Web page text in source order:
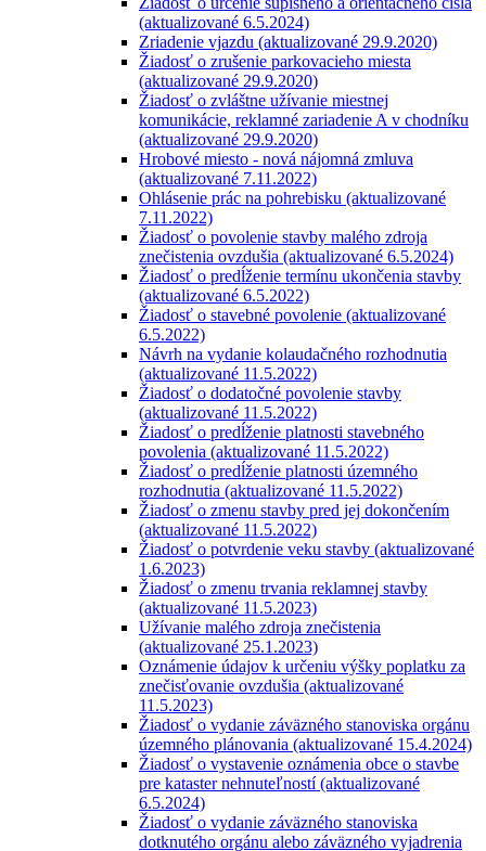
(aktualizované 6.5.2024)
Zriadenie vjazdu (aktualizované 29.9.2020)
Žiadosť o zrušenie parkovacieho miesta
(aktualizované 29.9.2020)
Žiadosť o zvláštne užívanie miestnej
komunikácie, reklamné zariadenie A v chodníku
(aktualizované 29.9.2020)
Hrobové miesto - nová nájomná zmluva
(aktualizované 7.11.2022)
Ohlásenie prác na pohrebisku (aktualizované
7.11.2022)
Žiadosť o povolenie stavby malého zdroja
znečistenia ovzdušia (aktualizované 6.5.2024)
Žiadosť o predĺženie termínu ukončenia stavby
(aktualizované 6.5.2022)
Žiadosť o stavebné povolenie (aktualizované
6.5.2022)
Návrh na vydanie kolaudačného rozhodnutia
(aktualizované 11.5.2022)
Žiadosť o dodatočné povolenie stavby
(aktualizované 11.5.2022)
Žiadosť o predĺženie platnosti stavebného
povolenia (aktualizované 11.5.2022)
Žiadosť o predĺženie platnosti územného
rozhodnutia (aktualizované 11.5.2022)
Žiadosť o zmenu stavby pred jej dokončením
(aktualizované 11.5.2022)
Žiadosť o potvrdenie veku stavby (aktualizované
1.6.2023)
Žiadosť o zmenu trvania reklamnej stavby
(aktualizované 11.5.2023)
Užívanie malého zdroja znečistenia
(aktualizované 25.1.2023)
Oznámenie údajov k určeniu výšky poplatku za
znečisťovanie ovzdušia (aktualizované
11.5.2023)
Žiadosť o vydanie záväzného stanoviska orgánu
územného plánovania (aktualizované 15.4.2024)
Žiadosť o vystavenie oznámenia obce o stavbe
pre kataster nehnuteľností (aktualizované
6.5.2024)
Žiadosť o vydanie záväzného stanoviska
dotknutého orgánu alebo záväzného vyjadrenia